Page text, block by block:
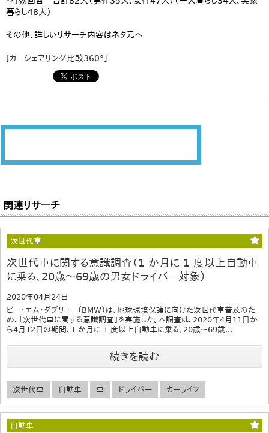
暮らし48人）
その他、詳しいリサーチ内容はネタ元へ
[カーシェアリング比較360°]
関連リサーチ
次世代車
次世代車に関する意識調査（1 か月に 1 度以上自動車
に乗る、20歳～69歳の男女ドライバー対象）
2020年04月24日
ビー・エム・ダブリュー（BMW）は、地球環境保護に向けた次世代車普及のた
め、「次世代車に関する意識調査」を実施した。本調査は、2020年4月11日か
ら4月12日の期間、1 か月に 1 度以上自動車に乗る、20歳～69歳...
続きを読む
次世代車 自動車 車 ドライバー カーライフ
自動車